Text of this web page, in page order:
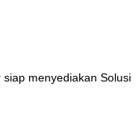
menyediakan Solusi